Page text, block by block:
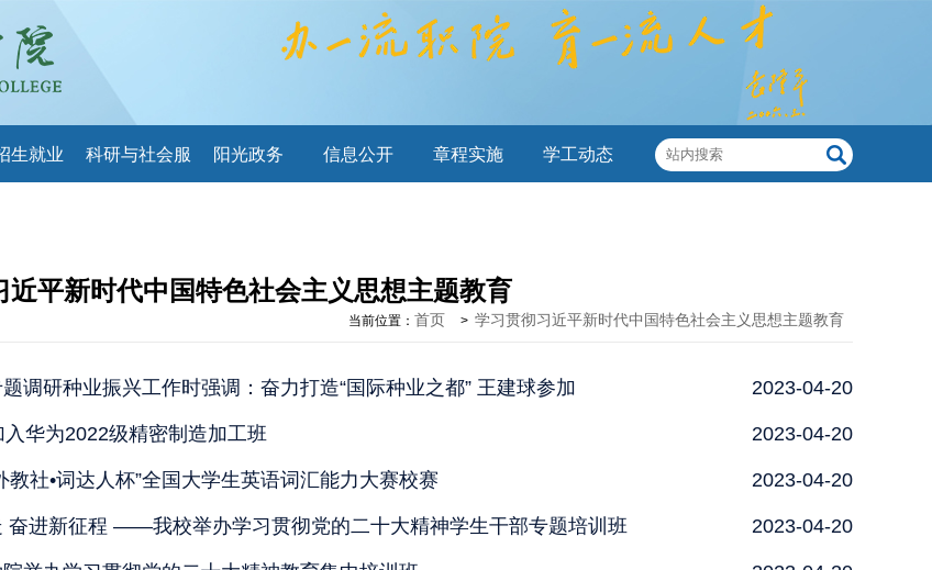
生就业 科研与社会服 阳光政务 信息公开 章程实施 学工动态
近平新时代中国特色社会主义思想主题教育
当前位置： 首页 > 学习贯彻习近平新时代中国特色社会主义思想主题教育
调研种业振兴工作时强调：奋力打造“国际种业之都” 王建球参加 2023-04-20
华为2022级精密制造加工班 2023-04-20
教社•词达人杯”全国大学生英语词汇能力大赛校赛 2023-04-20
奋进新征程 ——我校举办学习贯彻党的二十大精神学生干部专题培训班 2023-04-20